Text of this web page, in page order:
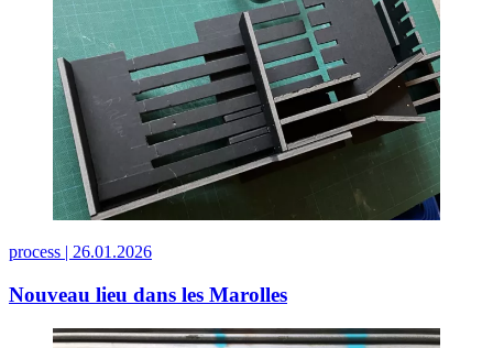
process | 26.01.2026
Nouveau lieu dans les Marolles